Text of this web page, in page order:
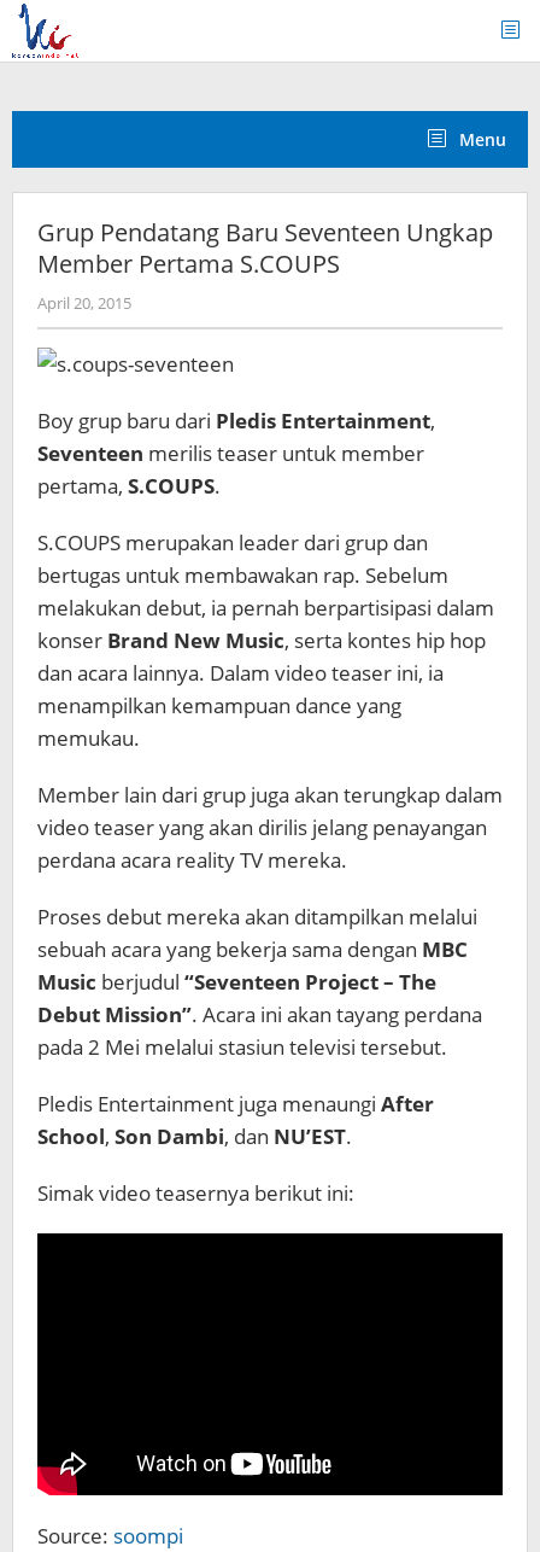
Skip
content
Menu
Grup Pendatang Baru Seventeen Ungkap
Member Pertama S.COUPS
April 20, 2015by
Koreanindo
Boy grup baru dari Pledis Entertainment,
Seventeen merilis teaser untuk member
pertama, S.COUPS.
S.COUPS merupakan leader dari grup dan
bertugas untuk membawakan rap. Sebelum
melakukan debut, ia pernah berpartisipasi dalam
konser Brand New Music, serta kontes hip hop
dan acara lainnya. Dalam video teaser ini, ia
menampilkan kemampuan dance yang
memukau.
Member lain dari grup juga akan terungkap dalam
video teaser yang akan dirilis jelang penayangan
perdana acara reality TV mereka.
Proses debut mereka akan ditampilkan melalui
sebuah acara yang bekerja sama dengan MBC
Music berjudul “Seventeen Project – The
Debut Mission”. Acara ini akan tayang perdana
pada 2 Mei melalui stasiun televisi tersebut.
Pledis Entertainment juga menaungi After
School, Son Dambi, dan NU’EST.
Simak video teasernya berikut ini:
Source: soompi